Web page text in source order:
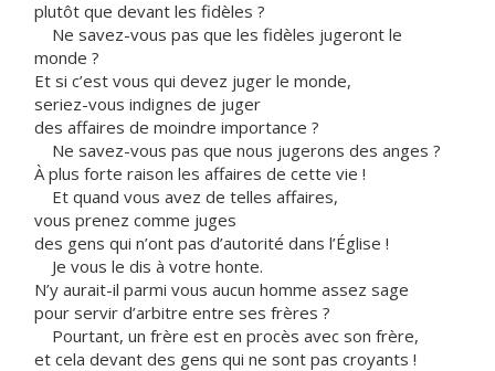
plutôt que devant les fidèles ?
Ne savez-vous pas que les fidèles jugeront le
monde ?
Et si c’est vous qui devez juger le monde,
seriez-vous indignes de juger
des affaires de moindre importance ?
Ne savez-vous pas que nous jugerons des anges ?
À plus forte raison les affaires de cette vie !
Et quand vous avez de telles affaires,
vous prenez comme juges
des gens qui n’ont pas d’autorité dans l’Église !
Je vous le dis à votre honte.
N’y aurait-il parmi vous aucun homme assez sage
pour servir d’arbitre entre ses frères ?
Pourtant, un frère est en procès avec son frère,
et cela devant des gens qui ne sont pas croyants !